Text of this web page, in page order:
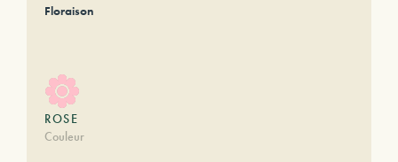
Floraison
ROSE
Couleur